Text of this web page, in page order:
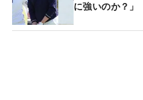
に強いのか？」